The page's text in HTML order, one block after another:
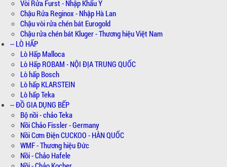
Vòi Rửa Furst - Nhập Khẩu Ý
Chậu Rửa Reginox - Nhập Hà Lan
Chậu vòi rửa chén bát Eurogold
Chậu rửa chén bát Kluger - Thương hiệu Việt Nam
-- LÒ HẤP
Lò Hấp Malloca
Lò Hấp ROBAM - NỘI ĐỊA TRUNG QUỐC
Lò hấp Bosch
Lò hấp KLARSTEIN
Lò hấp Teka
-- ĐỒ GIA DỤNG BẾP
Bộ nồi - chảo Teka
Nồi Chảo Fissler - Germany
Nồi Cơm Điện CUCKOO - HÀN QUỐC
WMF - Thương hiệu Đức
Nồi - Chảo Hafele